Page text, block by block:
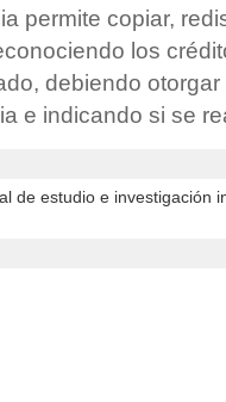
permite copiar,
los
debiendo
e indicando si se
de estudio e investigación